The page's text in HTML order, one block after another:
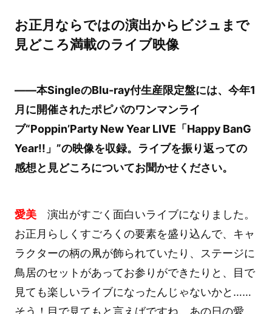
お正月ならではの演出からビジュまで
見どころ満載のライブ映像
――本SingleのBlu-ray付生産限定盤には、今年1
月に開催されたポピパのワンマンライ
ブ“Poppin’Party New Year LIVE「Happy BanG
Year!!」”の映像を収録。ライブを振り返っての
感想と見どころについてお聞かせください。
愛美演出がすごく面白いライブになりました。
お正月らしくすごろくの要素を盛り込んで、キャ
ラクターの柄の凧が飾られていたり、ステージに
鳥居のセットがあってお参りができたりと、目で
見ても楽しいライブになったんじゃないかと……
そう！目で見てもと言えばですね、あの日の愛